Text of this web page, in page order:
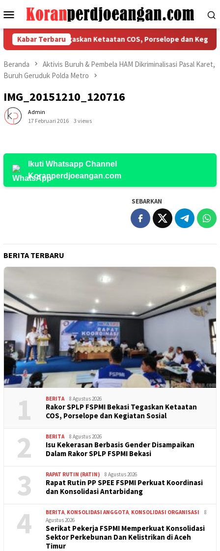
ke
Menu
Mobile
Kabar Terbaru
Bekasi Tegaskan Ketaatan COS, Porselope dan Kegiatan
Beranda
Aktivis Buruh & Pembela HAM Dikriminalisasi Pasal Karet,
Buruh Geruduk Polda Metro
IMG_20151210_120716
Admin
17 Februari 2016
3 views
Ikuti Whatsapp Channel
Koranperdjoeangan.com
SEBARKAN
BERITA TERBARU
1 BERITA 8 Agustus 2026
Rakor SPLP FSPMI Bekasi Tegaskan Ketaatan
COS, Porselope dan Kegiatan Sosial
2 BERITA 8 Agustus 2026
Isu Kekerasan Berbasis Gender Disampaikan
Dalam Rakor SPLP FSPMI Bekasi
3 RAPAT RUTIN (RATIN) 8 Agustus 2026
Rapat Rutin PP SPEE FSPMI Perkuat Koordinasi
dan Konsolidasi Antarbidang
4 BERITA KONSOLIDASI ANGGOTA KONSOLIDASI ORGANISASI
8
Agustus 2026
Serikat Pekerja FSPMI Memperkuat Konsolidasi
Sektor Perkebunan Dan Kelistrikan di Aceh
Timur